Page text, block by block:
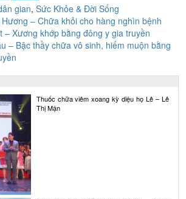
gian, Sức Khỏe & Đời Sống
– Chữa khỏi cho hàng nghìn bệnh
– Xương khớp bằng đông y gia truyền
– Bậc thầy chữa vô sinh, hiếm muộn bằng
Thuốc chữa viêm xoang kỳ diệu họ Lê – Lê
Thị Mận